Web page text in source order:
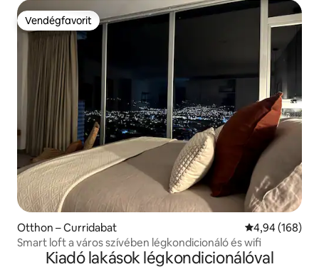
Vendégfavorit
Vendégfavorit
Otthon – Curridabat Átlagos
4,94 (168)
Smart loft a város szívében légkondicionáló és wifi
Kiadó lakások légkondicionálóval